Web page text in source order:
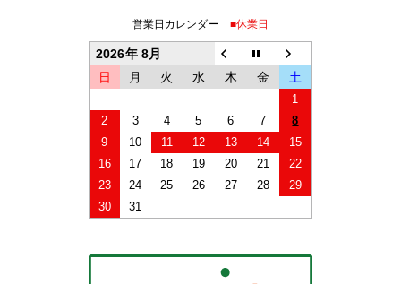
営業日カレンダー ■休業日
2026年 8月
日
月 火 水 木 金 土
1
2
3 4 5 6 7
8
9
10 11 12 13 14
15
16
17 18 19 20 21
22
23
24 25 26 27 28
29
30
31